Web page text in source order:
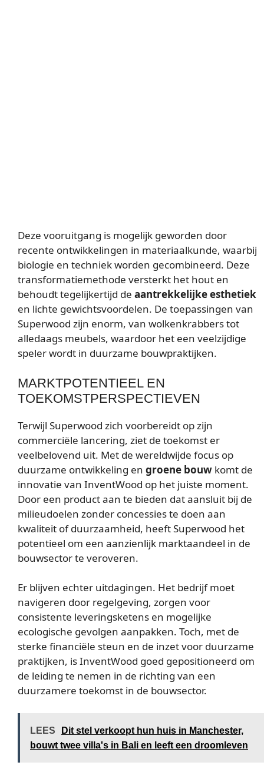
Deze vooruitgang is mogelijk geworden door
recente ontwikkelingen in materiaalkunde, waarbij
biologie en techniek worden gecombineerd. Deze
transformatiemethode versterkt het hout en
behoudt tegelijkertijd de aantrekkelijke esthetiek
en lichte gewichtsvoordelen. De toepassingen van
Superwood zijn enorm, van wolkenkrabbers tot
alledaags meubels, waardoor het een veelzijdige
speler wordt in duurzame bouwpraktijken.
MARKTPOTENTIEEL EN
TOEKOMSTPERSPECTIEVEN
Terwijl Superwood zich voorbereidt op zijn
commerciële lancering, ziet de toekomst er
veelbelovend uit. Met de wereldwijde focus op
duurzame ontwikkeling en groene bouw komt de
innovatie van InventWood op het juiste moment.
Door een product aan te bieden dat aansluit bij de
milieudoelen zonder concessies te doen aan
kwaliteit of duurzaamheid, heeft Superwood het
potentieel om een aanzienlijk marktaandeel in de
bouwsector te veroveren.
Er blijven echter uitdagingen. Het bedrijf moet
navigeren door regelgeving, zorgen voor
consistente leveringsketens en mogelijke
ecologische gevolgen aanpakken. Toch, met de
sterke financiële steun en de inzet voor duurzame
praktijken, is InventWood goed gepositioneerd om
de leiding te nemen in de richting van een
duurzamere toekomst in de bouwsector.
LEES
Dit stel verkoopt hun huis in Manchester,
bouwt twee villa's in Bali en leeft een droomleven